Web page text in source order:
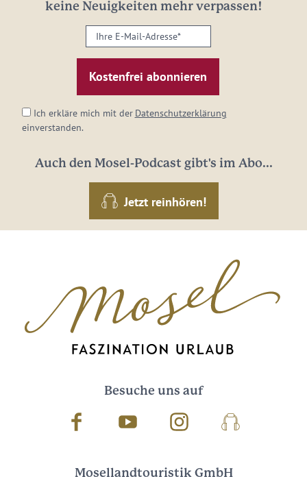
keine Neuigkeiten mehr verpassen!
Ihre
E-
Mail-
Adresse:
Ich erkläre mich mit der Datenschutzerklärung
einverstanden.
Auch den Mosel-Podcast gibt's im Abo...
Jetzt reinhören!
Besuche uns auf
Facebook Youtube InstagramPodcast
Mosellandtouristik GmbH